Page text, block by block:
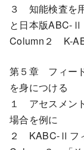
３ 知能検査を
と日本版ABC-Ⅱ
Column２ K-
第５章 フィー
を身につける
１ アセスメン
場合を例に
２ KABC-Ⅱフ